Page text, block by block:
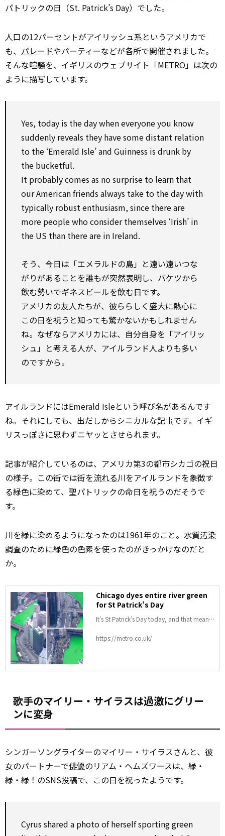
パトリックの日（St. Patrick’s Day）でした。
人口の12パーセントがアイリッシュ系というアメリカで
も、 パレードやパーティーなどが各所で開催されました。
そんな喧騒を、イギリスのウェブサイト「METRO」は次の
ように描写しています。
Yes, today is the day when everyone you know
suddenly reveals they have some distant relation
to the ‘Emerald Isle’ and Guinness is drunk by
the bucketful.
It probably comes as no surprise to learn that
our American friends always take to the day with
typically robust enthusiasm, since there are
more people who consider themselves ‘Irish’ in
the US than there are in Ireland.
そう、今日は「エメラルドの島」と遠い遠いつな
がりがあることを誰もが突然表明し、バケツから
飲む勢いでギネスビールを飲む日です。
アメリカの友人たちが、彼ららしく盛大に熱心に
この日を祝うと知っても驚かないかもしれません
ね。なぜならアメリカには、自分自身を「アイリッ
シュ」と考える人が、アイルランド人よりも多い
のですから。
アイルランドにはEmerald Isleという呼び名があるんです
ね。それにしても、出だしからシニカルな記事です。イギ
リスっぽさに思わずニヤッとさせられます。
記事が紹介しているのは、アメリカ第3の都市シカゴの祝日
の様子。この街では街を流れる川をアイルランドを象徴す
る緑色に染めて、聖パトリックの命日を祝うのだそうで
す。
川を緑に染めるようになったのは1961年のこと。水質汚染
調査のために緑色の色素を使ったのがきっかけなのだと
か。
Chicago dyes entire river green
for St Patrick’s Day
It’s St Patrick’s Day today, and that means
that includes painting everything you see
https://metro.co.uk/
歌手のマイリー・サイラスは過激にグリー
ンに変身
シンガーソングライターのマイリー・サイラスさんと、彼
女のパートナーで俳優のリアム・ヘムズワースは、緑・
緑・緑！のSNS投稿で、この日を祝ったようです。
Cyrus shared a photo of herself sporting green